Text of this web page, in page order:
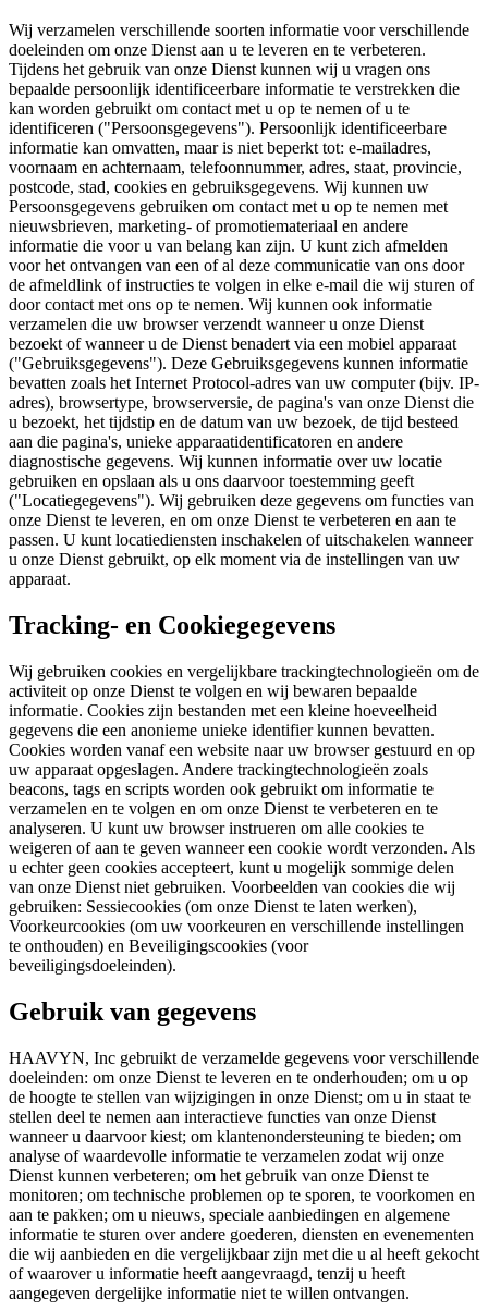
Wij verzamelen verschillende soorten informatie voor verschillende
doeleinden om onze Dienst aan u te leveren en te verbeteren.
Tijdens het gebruik van onze Dienst kunnen wij u vragen ons
bepaalde persoonlijk identificeerbare informatie te verstrekken die
kan worden gebruikt om contact met u op te nemen of u te
identificeren ("Persoonsgegevens"). Persoonlijk identificeerbare
informatie kan omvatten, maar is niet beperkt tot: e-mailadres,
voornaam en achternaam, telefoonnummer, adres, staat, provincie,
postcode, stad, cookies en gebruiksgegevens. Wij kunnen uw
Persoonsgegevens gebruiken om contact met u op te nemen met
nieuwsbrieven, marketing- of promotiemateriaal en andere
informatie die voor u van belang kan zijn. U kunt zich afmelden
voor het ontvangen van een of al deze communicatie van ons door
de afmeldlink of instructies te volgen in elke e-mail die wij sturen of
door contact met ons op te nemen. Wij kunnen ook informatie
verzamelen die uw browser verzendt wanneer u onze Dienst
bezoekt of wanneer u de Dienst benadert via een mobiel apparaat
("Gebruiksgegevens"). Deze Gebruiksgegevens kunnen informatie
bevatten zoals het Internet Protocol-adres van uw computer (bijv. IP-
adres), browsertype, browserversie, de pagina's van onze Dienst die
u bezoekt, het tijdstip en de datum van uw bezoek, de tijd besteed
aan die pagina's, unieke apparaatidentificatoren en andere
diagnostische gegevens. Wij kunnen informatie over uw locatie
gebruiken en opslaan als u ons daarvoor toestemming geeft
("Locatiegegevens"). Wij gebruiken deze gegevens om functies van
onze Dienst te leveren, en om onze Dienst te verbeteren en aan te
passen. U kunt locatiediensten inschakelen of uitschakelen wanneer
u onze Dienst gebruikt, op elk moment via de instellingen van uw
apparaat.
Tracking- en Cookiegegevens
Wij gebruiken cookies en vergelijkbare trackingtechnologieën om de
activiteit op onze Dienst te volgen en wij bewaren bepaalde
informatie. Cookies zijn bestanden met een kleine hoeveelheid
gegevens die een anonieme unieke identifier kunnen bevatten.
Cookies worden vanaf een website naar uw browser gestuurd en op
uw apparaat opgeslagen. Andere trackingtechnologieën zoals
beacons, tags en scripts worden ook gebruikt om informatie te
verzamelen en te volgen en om onze Dienst te verbeteren en te
analyseren. U kunt uw browser instrueren om alle cookies te
weigeren of aan te geven wanneer een cookie wordt verzonden. Als
u echter geen cookies accepteert, kunt u mogelijk sommige delen
van onze Dienst niet gebruiken. Voorbeelden van cookies die wij
gebruiken: Sessiecookies (om onze Dienst te laten werken),
Voorkeurcookies (om uw voorkeuren en verschillende instellingen
te onthouden) en Beveiligingscookies (voor
beveiligingsdoeleinden).
Gebruik van gegevens
HAAVYN, Inc gebruikt de verzamelde gegevens voor verschillende
doeleinden: om onze Dienst te leveren en te onderhouden; om u op
de hoogte te stellen van wijzigingen in onze Dienst; om u in staat te
stellen deel te nemen aan interactieve functies van onze Dienst
wanneer u daarvoor kiest; om klantenondersteuning te bieden; om
analyse of waardevolle informatie te verzamelen zodat wij onze
Dienst kunnen verbeteren; om het gebruik van onze Dienst te
monitoren; om technische problemen op te sporen, te voorkomen en
aan te pakken; om u nieuws, speciale aanbiedingen en algemene
informatie te sturen over andere goederen, diensten en evenementen
die wij aanbieden en die vergelijkbaar zijn met die u al heeft gekocht
of waarover u informatie heeft aangevraagd, tenzij u heeft
aangegeven dergelijke informatie niet te willen ontvangen.